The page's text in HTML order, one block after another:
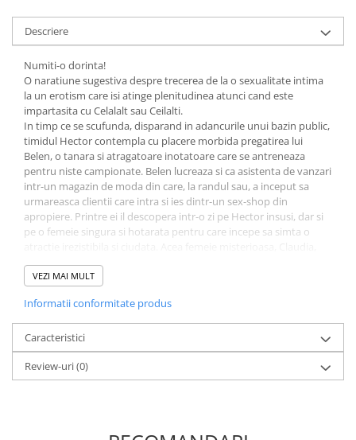
Descriere
Numiti-o dorinta!
O naratiune sugestiva despre trecerea de la o sexualitate intima
la un erotism care isi atinge plenitudinea atunci cand este
impartasita cu Celalalt sau Ceilalti.
In timp ce se scufunda, disparand in adancurile unui bazin public,
timidul Hector contempla cu placere morbida pregatirea lui
Belen, o tanara si atragatoare inotatoare care se antreneaza
pentru niste campionate. Belen lucreaza si ca asistenta de vanzari
intr-un magazin de moda din care, la randul sau, a inceput sa
urmareasca clientii care intra si ies dintr-un sex-shop din
apropiere. Printre ei il descopera intr-o zi pe Hector insusi, dar si
pe o femeie singura si hotarata pentru care incepe sa simta o
este casatorita si intretine relatii deosebite cu sotul ei, victima
unui accident care l-a redus practic la imobilitate.
pe de o parte, si ale Claudiei si sotului ei, pe de alta parte. Si va
depasi limitele privatului pentru a dezlantui dorintele
,,cufundate" si nemarturisite pe care, pana in acel moment,
niciunul dintre ei nu indraznise sa le arate deschis.
VEZI MAI MULT
Informatii conformitate produs
Caracteristici
Review-uri(0)